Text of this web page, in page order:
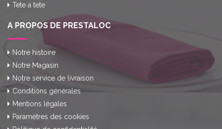
Tete a tete
A PROPOS DE PRESTALOC
Notre histoire
Notre Magasin
Notre service de livraison
Conditions générales
Mentions légales
Paramètres des cookies